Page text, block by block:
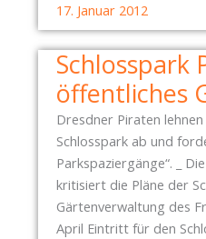
T
Ü
T
Z
T
D
R
E
S
D
A
T
E
R
E
17. Januar 2012
Schlosspark
öffentliches
Dresdner Piraten
Schlosspark ab und
Parkspaziergänge“. _
kritisiert die Pläne der
Gärtenverwaltung des
April Eintritt für den